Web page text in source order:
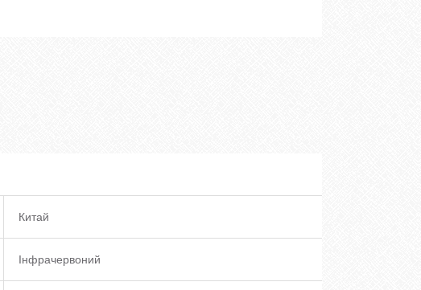
Китай
Інфрачервоний